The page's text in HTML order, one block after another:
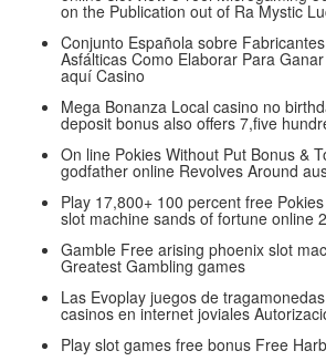
on the Publication out of Ra Mystic
Conjunto Española sobre
Asfálticas Como Elaborar Para
aquí Casino
Mega Bonanza Local casino no
deposit bonus also offers 7,five
On line Pokies Without Put Bonus &
godfather online Revolves Around
Play 17,800+ 100 percent free
slot machine sands of fortune online
Gamble Free arising phoenix slot
Greatest Gambling games
Las Evoplay juegos de
casinos en internet joviales
Play slot games free bonus Free